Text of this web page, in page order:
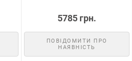
5785 грн.
ПОВІДОМИТИ ПРО
НАЯВНІСТЬ